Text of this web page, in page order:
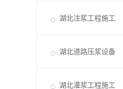
湖北注浆工程施工
湖北道路压浆设备
湖北灌浆工程施工